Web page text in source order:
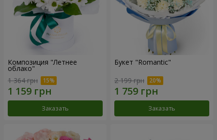
Композиция "Летнее
облако"
1 364 грн
Заказать
Букет "Romantic"
2 199 грн
Заказать